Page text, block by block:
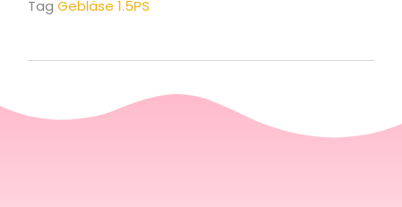
Tag Gebläse 1.5PS